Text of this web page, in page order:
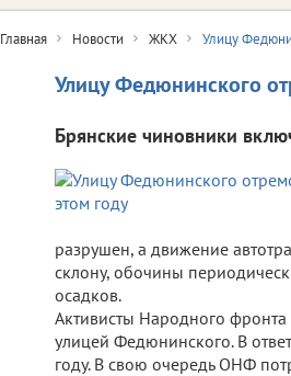
Главная Новости ЖКХ Улицу
Улицу Федюнинского
Брянские чиновники
разрушен, а движение
склону, обочины
осадков.
Активисты Народного
улицей Федюнинского. В
году. В свою очередь ОНФ